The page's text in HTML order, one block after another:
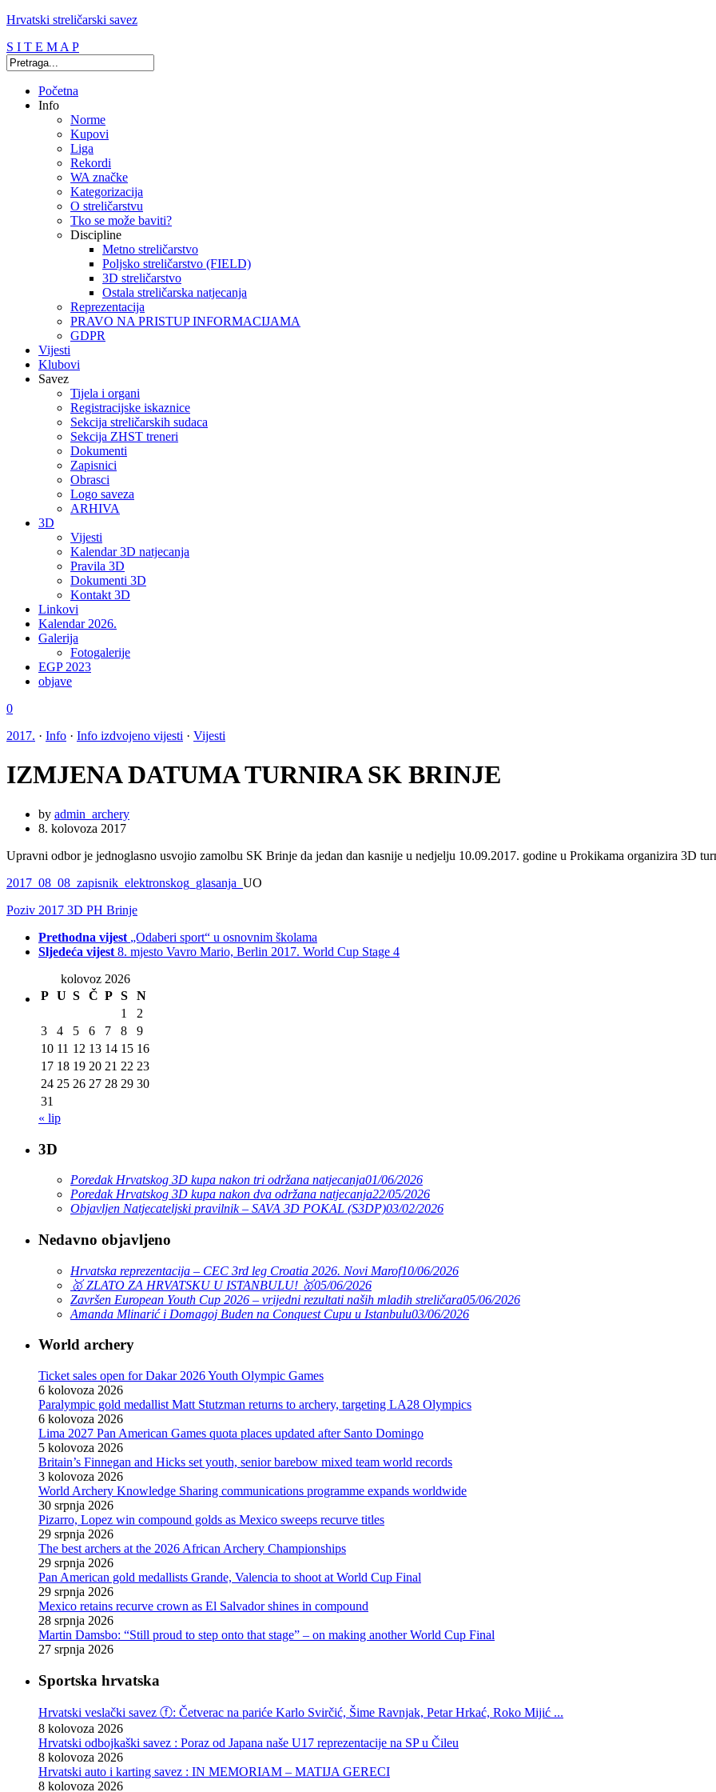
Hrvatski streličarski savez
S I T E M A P
Početna
Info
Norme
Kupovi
Liga
Rekordi
WA značke
Kategorizacija
O streličarstvu
Tko se može baviti?
Discipline
Metno streličarstvo
Poljsko streličarstvo (FIELD)
3D streličarstvo
Ostala streličarska natjecanja
Reprezentacija
PRAVO NA PRISTUP INFORMACIJAMA
GDPR
Vijesti
Klubovi
Savez
Tijela i organi
Registracijske iskaznice
Sekcija streličarskih sudaca
Sekcija ZHST treneri
Dokumenti
Zapisnici
Obrasci
Logo saveza
ARHIVA
3D
Vijesti
Kalendar 3D natjecanja
Pravila 3D
Dokumenti 3D
Kontakt 3D
Linkovi
Kalendar 2026.
Galerija
Fotogalerije
EGP 2023
objave
0
2017. · Info · Info izdvojeno vijesti · Vijesti
IZMJENA DATUMA TURNIRA SK BRINJE
by admin_archery
8. kolovoza 2017
Upravni odbor je jednoglasno usvojio zamolbu SK Brinje da jedan dan kasnije u nedjelju 10.09.2017. godine u Prokikama organizira 3D
2017_08_08_zapisnik_elektronskog_glasanja_ UO
Poziv 2017 3D PH Brinje
Prethodna vijest „Odaberi sport“ u osnovnim školama
Sljedeća vijest 8. mjesto Vavro Mario, Berlin 2017. World Cup Stage 4
kolovoz 2026
P U S Č P S
N
1
2
3
4 5 6 7 8
9
10 11 12 13 14 15 16
17 18 19 20 21 22 23
24 25 26 27 28 29 30
31
« lip
3D
Poredak Hrvatskog 3D kupa nakon tri održana natjecanja01/06/2026
Poredak Hrvatskog 3D kupa nakon dva održana natjecanja22/05/2026
Objavljen Natjecateljski pravilnik – SAVA 3D POKAL (S3DP)03/02/2026
Nedavno objavljeno
Hrvatska reprezentacija – CEC 3rd leg Croatia 2026. Novi Marof10/06/2026
🥇 ZLATO ZA HRVATSKU U ISTANBULU! 🥇05/06/2026
Završen European Youth Cup 2026 – vrijedni rezultati naših mladih streličara05/06/2026
Amanda Mlinarić i Domagoj Buden na Conquest Cupu u Istanbulu03/06/2026
World archery
Ticket sales open for Dakar 2026 Youth Olympic Games
6 kolovoza 2026
Paralympic gold medallist Matt Stutzman returns to archery, targeting LA28 Olympics
6 kolovoza 2026
Lima 2027 Pan American Games quota places updated after Santo Domingo
5 kolovoza 2026
Britain’s Finnegan and Hicks set youth, senior barebow mixed team world records
3 kolovoza 2026
World Archery Knowledge Sharing communications programme expands worldwide
30 srpnja 2026
Pizarro, Lopez win compound golds as Mexico sweeps recurve titles
29 srpnja 2026
The best archers at the 2026 African Archery Championships
29 srpnja 2026
Pan American gold medallists Grande, Valencia to shoot at World Cup Final
29 srpnja 2026
Mexico retains recurve crown as El Salvador shines in compound
28 srpnja 2026
Martin Damsbo: “Still proud to step onto that stage” – on making another World Cup Final
27 srpnja 2026
Sportska hrvatska
Hrvatski veslački savez ⓕ: Četverac na pariće Karlo Svirčić, Šime Ravnjak, Petar Hrkać, Roko Mijić ...
8 kolovoza 2026
Hrvatski odbojkaški savez : Poraz od Japana naše U17 reprezentacije na SP u Čileu
8 kolovoza 2026
Hrvatski auto i karting savez : IN MEMORIAM – MATIJA GERECI
8 kolovoza 2026